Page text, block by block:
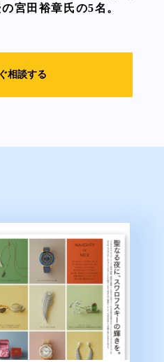
宮田裕章氏の5名。
相談する